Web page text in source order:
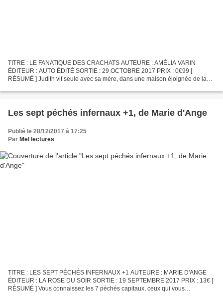
TITRE : LE FANATIQUE DES CRACHATS AUTEURE : AMÉLIA VARIN
ÉDITEUR : AUTO ÉDITÉ SORTIE : 29 OCTOBRE 2017 PRIX : 0€99 [
RÉSUMÉ ] Judith vit seule avec sa mère, dans une maison éloignée de la
Les sept péchés infernaux +1, de Marie d'Ange
Publié le 28/12/2017 à 17:25
Par Mel lectures
TITRE : LES SEPT PÉCHÉS INFERNAUX +1 AUTEURE : MARIE D'ANGE
ÉDITEUR : LA ROSE DU SOIR SORTIE : 19 SEPTEMBRE 2017 PRIX : 13€ [
RÉSUMÉ ] Vous connaissez les 7 péchés capitaux, ceux qui vous